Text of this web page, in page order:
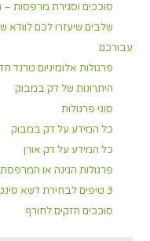
סוככים וסגירת מרפסות
שלבים שיעזרו לכם
עבורכם
פרגולות אלומיניום טרנד
היתרונות של דק במבוק
סוגי פרגולות
כל המידע על דק במבוק
כל המידע על דק אורן
פרגולות הגינה או המרפסת
3 טיפים לבחירת דשא סינטטי
סוככים חזקים לחורף